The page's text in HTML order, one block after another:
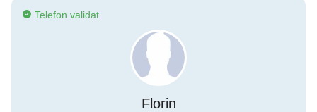
Telefon validat
Florin